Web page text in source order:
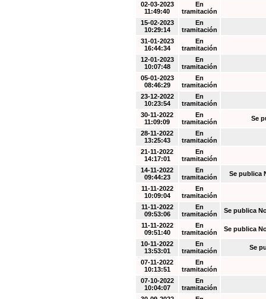
02-03-2023
11:49:40
En
tramitación
15-02-2023
10:29:14
En
tramitación
31-01-2023
16:44:34
En
tramitación
12-01-2023
10:07:48
En
tramitación
05-01-2023
08:46:29
En
tramitación
23-12-2022
10:23:54
En
tramitación
30-11-2022
11:09:09
En
tramitación
Se
28-11-2022
13:25:43
En
tramitación
21-11-2022
14:17:01
En
tramitación
14-11-2022
09:44:23
En
tramitación
Se publica
11-11-2022
10:09:04
En
tramitación
11-11-2022
09:53:06
En
tramitación
Se publica
11-11-2022
09:51:40
En
tramitación
Se publica
10-11-2022
13:53:01
En
tramitación
Se
07-11-2022
10:13:51
En
tramitación
07-10-2022
10:04:07
En
tramitación